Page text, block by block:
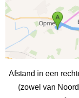
Afstand in een
(zowel van